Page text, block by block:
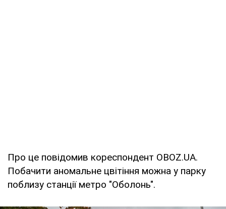
Про це повідомив кореспондент OBOZ.UA.
Побачити аномальне цвітіння можна у парку
поблизу станції метро "Оболонь".